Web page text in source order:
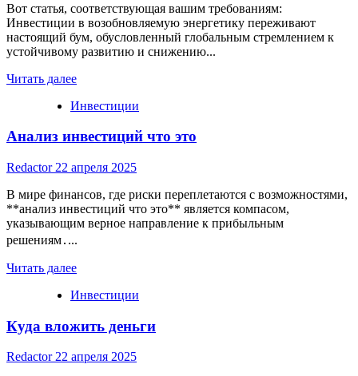
Вот статья, соответствующая вашим требованиям:
Инвестиции в возобновляемую энергетику переживают
настоящий бум, обусловленный глобальным стремлением к
устойчивому развитию и снижению...
Читать далееRead
about
в
энергетику:
Ключевые
тенденции
и
перспективы
Инвестиции
Анализ инвестиций что это
Redactor 22 апреля 2025
В мире финансов, где риски переплетаются с возможностями,
**анализ инвестиций что это** является компасом,
указывающим верное направление к прибыльным
решениям․...
Читать далееRead
about
инвестиций
это
Инвестиции
Куда вложить деньги
Redactor 22 апреля 2025